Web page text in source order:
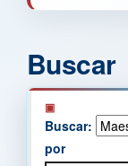
Buscar
Buscar:
por